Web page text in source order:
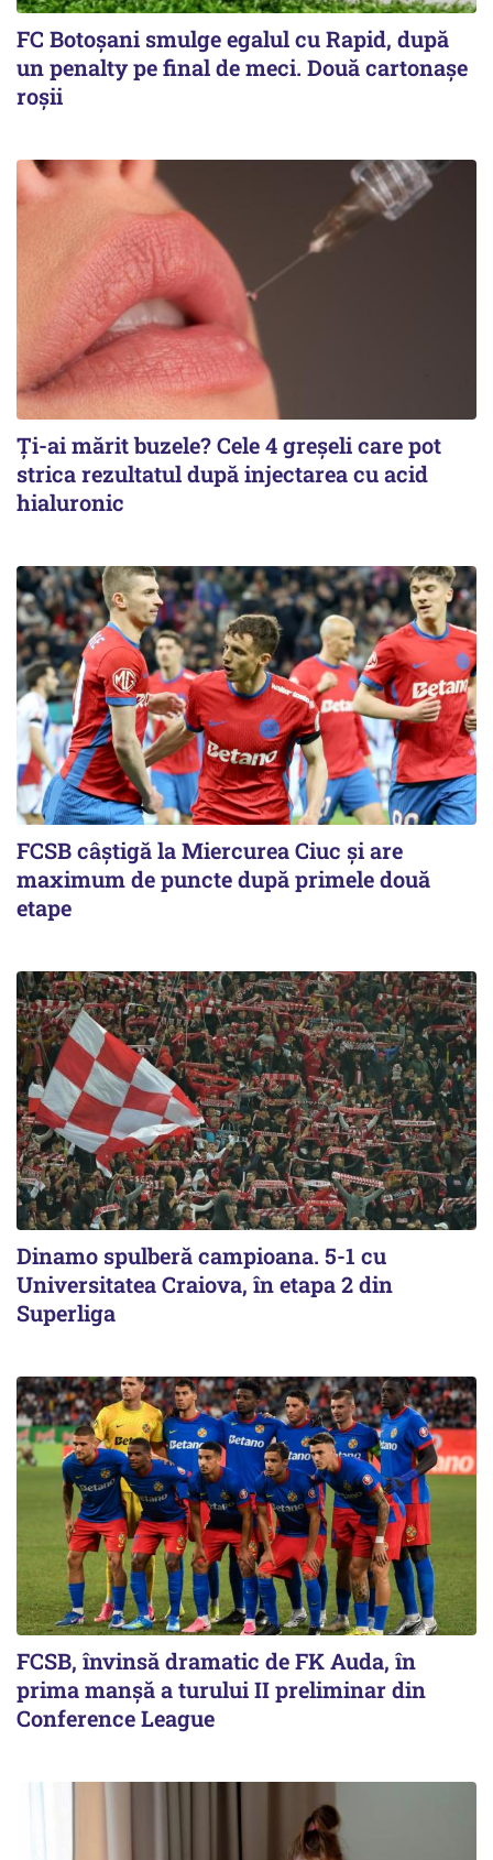
FC Botoşani smulge egalul cu Rapid, după
un penalty pe final de meci. Două cartonaşe
roşii
Ți-ai mărit buzele? Cele 4 greșeli care pot
strica rezultatul după injectarea cu acid
hialuronic
FCSB câştigă la Miercurea Ciuc şi are
maximum de puncte după primele două
etape
Dinamo spulberă campioana. 5-1 cu
Universitatea Craiova, în etapa 2 din
Superliga
FCSB, învinsă dramatic de FK Auda, în
prima manșă a turului II preliminar din
Conference League